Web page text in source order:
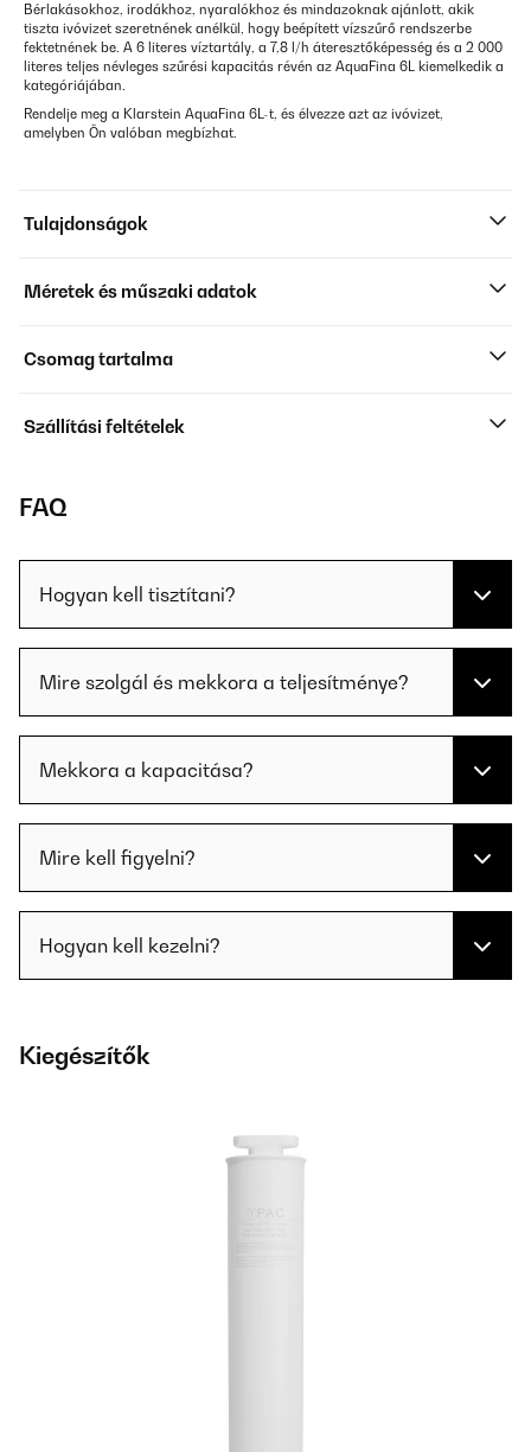
Bérlakásokhoz, irodákhoz, nyaralókhoz és mindazoknak ajánlott, akik
tiszta ivóvizet szeretnének anélkül, hogy beépített vízszűrő rendszerbe
fektetnének be. A 6 literes víztartály, a 7,8 l/h áteresztőképesség és a 2 000
literes teljes névleges szűrési kapacitás révén az AquaFina 6L kiemelkedik a
kategóriájában.
Rendelje meg a Klarstein AquaFina 6L-t, és élvezze azt az ivóvizet,
amelyben Ön valóban megbízhat.
Tulajdonságok
Méretek és műszaki adatok
Csomag tartalma
Szállítási feltételek
FAQ
Hogyan kell tisztítani?
Mire szolgál és mekkora a teljesítménye?
Mekkora a kapacitása?
Mire kell figyelni?
Hogyan kell kezelni?
Kiegészítők